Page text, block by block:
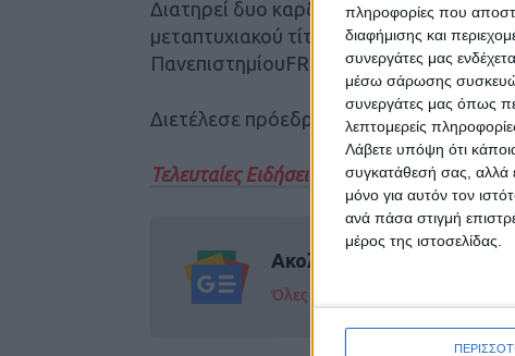
πληροφορίες που
διαφήμισης και
συνεργάτες μας
μέσω σάρωσης
συνεργάτες μας όπως
λεπτομερείς
Λάβετε υπόψη ότι
συγκατάθεσή σας, αλλά
μόνο για αυτόν τον
ανά πάσα στιγμή
μέρος της ιστοσελίδας.
Διατηρεί δυο καρδιολογικά ιατρεία σε
μεταπτυχιακού τίτλου σπουδών στην
ΠανεπιστημίουFREDERICK UNIVERSITY.
Διετέλεσε πρόεδρος του Ιατρικού
Τελευταίες Ειδήσεις Σήμερα
Ακολούθησε την
Όλες οι εξελίξεις στην περιοχή